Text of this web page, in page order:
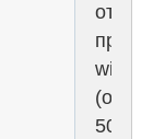
(около
500